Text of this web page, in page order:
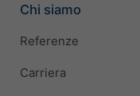
Chi siamo
Referenze
Carriera